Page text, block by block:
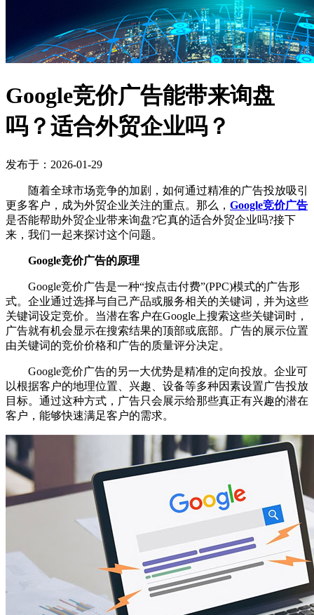
Google竞价广告能带来询盘
吗？适合外贸企业吗？
发布于：2026-01-29
随着全球市场竞争的加剧，如何通过精准的广告投放吸引
更多客户，成为外贸企业关注的重点。那么， Google竞价广告
是否能帮助外贸企业带来询盘?它真的适合外贸企业吗?接下
来，我们一起来探讨这个问题。
Google竞价广告的原理
Google竞价广告是一种“按点击付费”(PPC)模式的广告形
式。企业通过选择与自己产品或服务相关的关键词，并为这些
关键词设定竞价。当潜在客户在Google上搜索这些关键词时，
广告就有机会显示在搜索结果的顶部或底部。广告的展示位置
由关键词的竞价价格和广告的质量评分决定。
Google竞价广告的另一大优势是精准的定向投放。企业可
以根据客户的地理位置、兴趣、设备等多种因素设置广告投放
目标。通过这种方式，广告只会展示给那些真正有兴趣的潜在
客户，能够快速满足客户的需求。